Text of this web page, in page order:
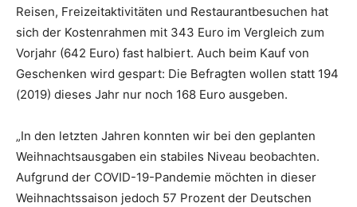
Reisen, Freizeitaktivitäten und Restaurantbesuchen hat
sich der Kostenrahmen mit 343 Euro im Vergleich zum
Vorjahr (642 Euro) fast halbiert. Auch beim Kauf von
Geschenken wird gespart: Die Befragten wollen statt 194
(2019) dieses Jahr nur noch 168 Euro ausgeben.
„In den letzten Jahren konnten wir bei den geplanten
Weihnachtsausgaben ein stabiles Niveau beobachten.
Aufgrund der COVID-19-Pandemie möchten in dieser
Weihnachtssaison jedoch 57 Prozent der Deutschen